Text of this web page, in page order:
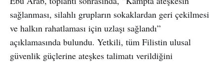
sağlanması, silahlı grupların sokaklardan geri çekilmesi
ve halkın rahatlaması için uzlaşı sağlandı”
açıklamasında bulundu. Yetkili, tüm Filistin ulusal
güvenlik güçlerine ateşkes talimatı verildiğini